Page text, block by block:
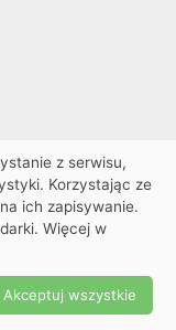
2026 |
Ustawienia
2026
z serwisu,
Korzystając ze
ich zapisywanie.
Więcej w
Akceptuj wszystkie